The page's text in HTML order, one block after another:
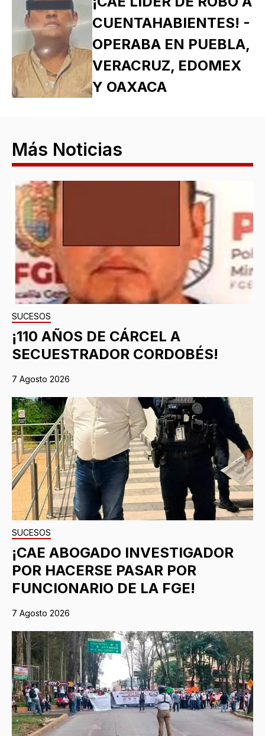
CUENTAHABIENTES! -
OPERABA EN PUEBLA,
VERACRUZ, EDOMEX
Y OAXACA
Más Noticias
SUCESOS
¡110 AÑOS DE CÁRCEL A
SECUESTRADOR CORDOBÉS!
7 Agosto 2026
SUCESOS
¡CAE ABOGADO INVESTIGADOR
POR HACERSE PASAR POR
FUNCIONARIO DE LA FGE!
7 Agosto 2026